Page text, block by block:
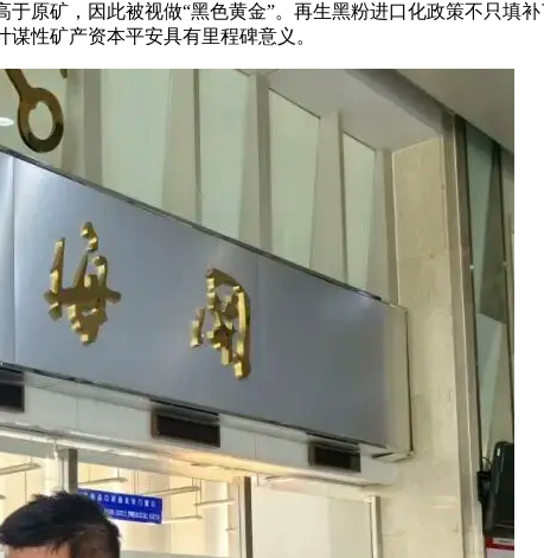
矿，因此被视做“黑色黄金”。再生黑粉进口化政策不只填
性矿产资本平安具有里程碑意义。